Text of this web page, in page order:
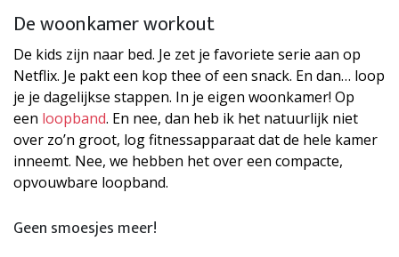
De woonkamer workout
De kids zijn naar bed. Je zet je favoriete serie aan op
Netflix. Je pakt een kop thee of een snack. En dan… loop
je je dagelijkse stappen. In je eigen woonkamer! Op
een loopband. En nee, dan heb ik het natuurlijk niet
over zo’n groot, log fitnessapparaat dat de hele kamer
inneemt. Nee, we hebben het over een compacte,
opvouwbare loopband.
Geen smoesjes meer!